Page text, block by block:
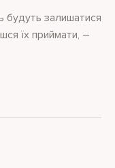
будуть залишатися
їх приймати, –